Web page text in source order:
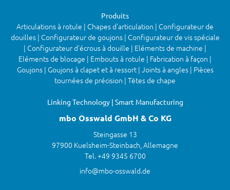
Produits
Articulations à rotule | Chapes d'articulation | Configurateur de
douilles | Configurateur de goujons | Configurateur de vis spéciale
| Configurateur d'écrous à douille | Eléments de machine |
Eléments de blocage | Embouts à rotule | Fabrication à façon |
Goujons | Goujons à clapet et à ressort | Joints à angles | Pièces
tournées de précision | Têtes de chape
Linking Technology | Smart Manufacturing
mbo Osswald GmbH & Co KG
Steingasse 13
97900 Kuelsheim-Steinbach, Allemagne
Tel. +49 9345 6700
info@mbo-osswald.de